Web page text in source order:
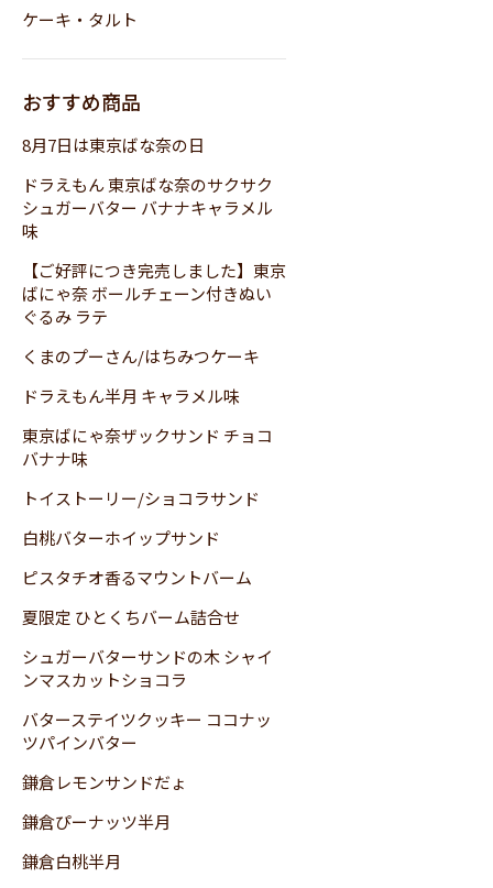
ケーキ・タルト
おすすめ商品
8月7日は東京ばな奈の日
ドラえもん 東京ばな奈のサクサク
シュガーバター バナナキャラメル
味
【ご好評につき完売しました】東京
ばにゃ奈 ボールチェーン付きぬい
ぐるみ ラテ
くまのプーさん/はちみつケーキ
ドラえもん半月 キャラメル味
東京ばにゃ奈ザックサンド チョコ
バナナ味
トイストーリー/ショコラサンド
白桃バターホイップサンド
ピスタチオ香るマウントバーム
夏限定 ひとくちバーム詰合せ
シュガーバターサンドの木 シャイ
ンマスカットショコラ
バターステイツクッキー ココナッ
ツパインバター
鎌倉レモンサンドだょ
鎌倉ぴーナッツ半月
鎌倉白桃半月